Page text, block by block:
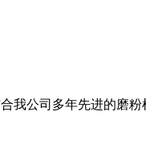
我公司多年先进的磨